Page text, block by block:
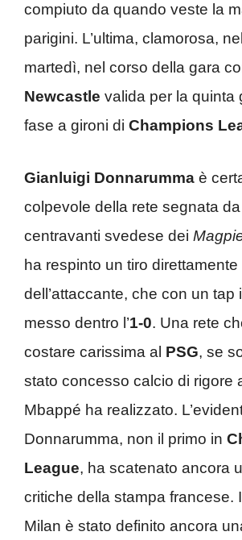
compiuto da quando veste la
parigini. L’ultima, clamorosa,
martedì, nel corso della gara
Newcastle valida per la quinta
fase a gironi di Champions
Gianluigi Donnarumma è
colpevole della rete segnata da
centravanti svedese dei
ha respinto un tiro direttamente
dell’attaccante, che con un tap
messo dentro l’1-0. Una rete
costare carissima al PSG, se
stato concesso calcio di rigore
Mbappé ha realizzato.
Donnarumma, non il primo in
League, ha scatenato ancora
critiche della stampa francese.
Milan è stato definito ancora